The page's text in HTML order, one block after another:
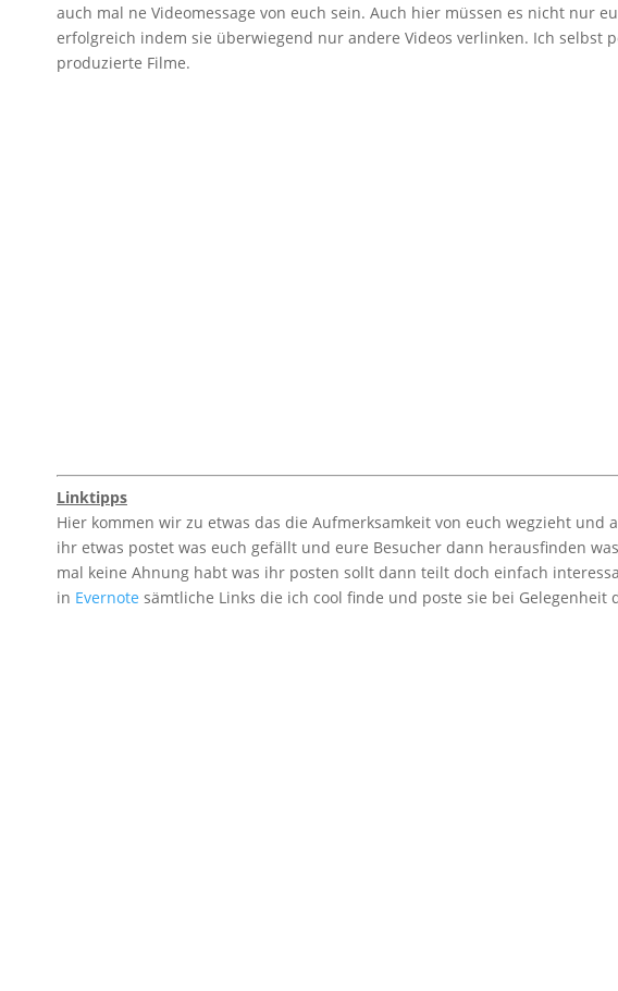
auch mal ne Videomessage von euch sein. Auch hier müssen es nicht nur
erfolgreich indem sie überwiegend nur andere Videos verlinken. Ich selbst
produzierte Filme.
Linktipps
Hier kommen wir zu etwas das die Aufmerksamkeit von euch wegzieht und
ihr etwas postet was euch gefällt und eure Besucher dann herausfinden
mal keine Ahnung habt was ihr posten sollt dann teilt doch einfach
in Evernote sämtliche Links die ich cool finde und poste sie bei Gelegenheit